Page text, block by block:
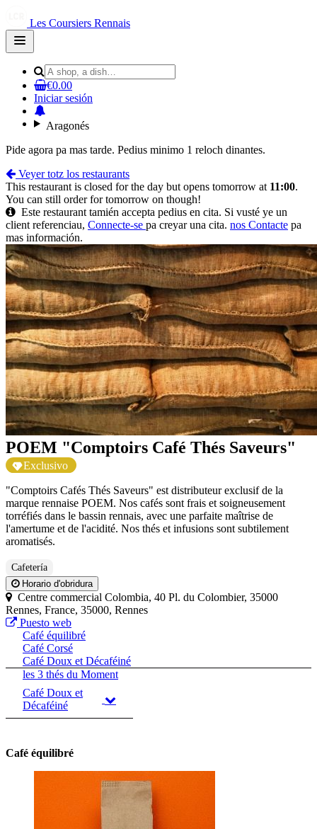
Les Coursiers Rennais
Open
main
€0.00
Iniciar sesión
Aragonés
Pide agora pa mas tarde. Pedius minimo 1 reloch dinantes.
Veyer totz los restaurants
This restaurant is closed for the day but opens tomorrow at 11:00.
You can still order for tomorrow on though!
Este restaurant tamién accepta pedius en cita. Si vusté ye un
client referenciau, Connecte-se pa creyar una cita. nos Contacte pa
mas información.
POEM "Comptoirs Café Thés Saveurs"
Exclusivo
"Comptoirs Cafés Thés Saveurs" est distributeur exclusif de la
marque rennaise POEM. Nos cafés sont frais et soigneusement
torréfiés dans le bassin rennais, avec une parfaite maîtrise de
l'amertume et de l'acidité. Nos thés et infusions sont subtilement
aromatisés.
Cafetería
Horario d'obridura
Centre commercial Colombia, 40 Pl. du Colombier, 35000
Rennes, France, 35000, Rennes
Puesto web
Café équilibré
Café Corsé
Café Doux et Décaféiné
les 3 thés du Moment
Café Doux et
Décaféiné
Café équilibré